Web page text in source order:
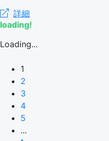
詳細
loading!
Loading...
1
2
3
4
5
...